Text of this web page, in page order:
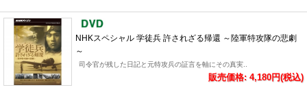
NHKスペシャル 学徒兵 許されざる帰還 ～陸軍特攻隊の悲劇
～
司令官が残した日記と元特攻兵の証言を軸にその真実..
販売価格: 4,180円(税込)